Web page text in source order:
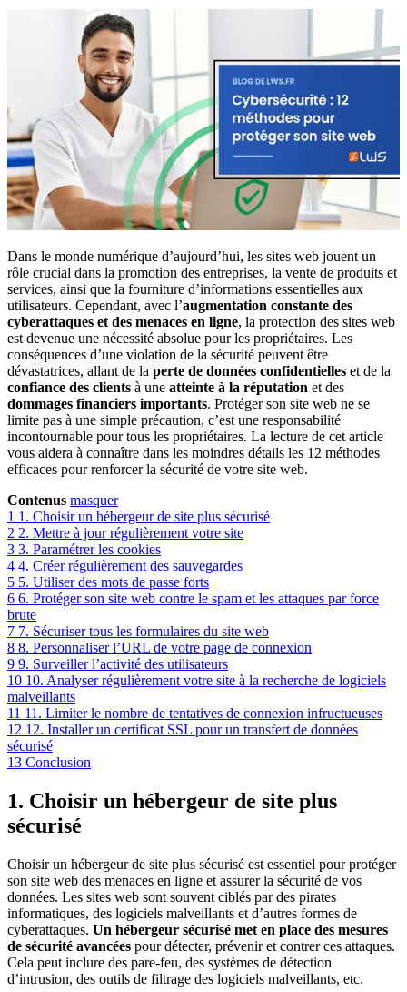
Dans le monde numérique d’aujourd’hui, les sites web jouent un
rôle crucial dans la promotion des entreprises, la vente de produits et
services, ainsi que la fourniture d’informations essentielles aux
utilisateurs. Cependant, avec l’augmentation constante des
cyberattaques et des menaces en ligne, la protection des sites web
est devenue une nécessité absolue pour les propriétaires. Les
conséquences d’une violation de la sécurité peuvent être
dévastatrices, allant de la perte de données confidentielles et de la
confiance des clients à une atteinte à la réputation et des
dommages financiers importants. Protéger son site web ne se
limite pas à une simple précaution, c’est une responsabilité
incontournable pour tous les propriétaires. La lecture de cet article
vous aidera à connaître dans les moindres détails les 12 méthodes
efficaces pour renforcer la sécurité de votre site web.
Contenus masquer
1 1. Choisir un hébergeur de site plus sécurisé
2 2. Mettre à jour régulièrement votre site
3 3. Paramétrer les cookies
4 4. Créer régulièrement des sauvegardes
5 5. Utiliser des mots de passe forts
6 6. Protéger son site web contre le spam et les attaques par force
brute
7 7. Sécuriser tous les formulaires du site web
8 8. Personnaliser l’URL de votre page de connexion
9 9. Surveiller l’activité des utilisateurs
10 10. Analyser régulièrement votre site à la recherche de logiciels
malveillants
11 11. Limiter le nombre de tentatives de connexion infructueuses
12 12. Installer un certificat SSL pour un transfert de données
sécurisé
13 Conclusion
1. Choisir un hébergeur de site plus
sécurisé
Choisir un hébergeur de site plus sécurisé est essentiel pour protéger
son site web des menaces en ligne et assurer la sécurité de vos
données. Les sites web sont souvent ciblés par des pirates
informatiques, des logiciels malveillants et d’autres formes de
cyberattaques. Un hébergeur sécurisé met en place des mesures
de sécurité avancées pour détecter, prévenir et contrer ces attaques.
Cela peut inclure des pare-feu, des systèmes de détection
d’intrusion, des outils de filtrage des logiciels malveillants, etc.